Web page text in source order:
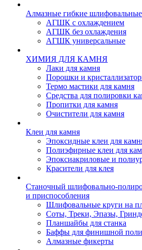
Алмазные гибкие
АГШК с охлаждением
АГШК без охлаждения
АГШК универсальные
ХИМИЯ ДЛЯ КАМНЯ
Лаки для камня
Порошки и
Термо мастики для камня
Средства для полировки
Пропитки для камня
Очистители для камня
Клеи для камня
Эпоксидные клеи для
Полиэфирные клеи для
Эпоксиакриловые и
Красители для клея
Станочный шлифовально-
и приспособления
Шлифовальные круги на
Соты, Треки, Эпазы,
Планшайбы для станка
Баффы для финишной
Алмазные фикерты